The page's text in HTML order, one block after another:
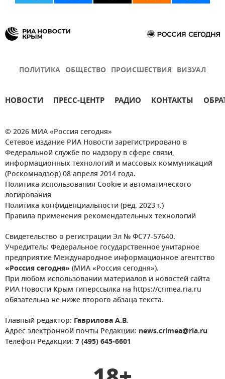
ПОЛИТИКА ОБЩЕСТВО ПРОИСШЕСТВИЯ ВИЗУАЛ
НОВОСТИ ПРЕСС-ЦЕНТР РАДИО КОНТАКТЫ
© 2026 МИА «Россия сегодня»
Сетевое издание РИА Новости зарегистрировано в
Федеральной службе по надзору в сфере связи,
информационных технологий и массовых коммуникаций
(Роскомнадзор) 08 апреля 2014 года.
Политика использования Cookie и автоматического
логирования
Политика конфиденциальности (ред. 2023 г.)
Правила применения рекомендательных технологий
Свидетельство о регистрации Эл № ФС77-57640.
Учредитель: Федеральное государственное унитарное
предприятие Международное информационное агентство
«Россия сегодня» (МИА «Россия сегодня»).
При любом использовании материалов и новостей сайта
РИА Новости Крым гиперссылка на https://crimea.ria.ru
обязательна не ниже второго абзаца текста.
Главный редактор: Гаврилова А.В.
Адрес электронной почты Редакции: news.crimea@ria.ru
Телефон Редакции: 7 (495) 645-6601